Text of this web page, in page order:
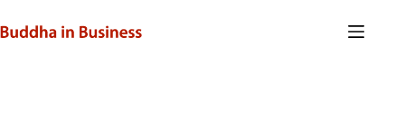
Inhalt
springen